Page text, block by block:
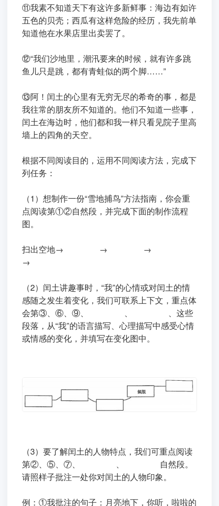
ㅤㅤ⑪我素不知道天下有这许多新鲜事：海边有如许
五色的贝壳；西瓜有这样危险的经历，我先前单
知道他在水果店里出卖罢了。
ㅤㅤ⑫“我们沙地里，潮汛要来的时候，就有许多跳
鱼儿只是跳，都有青蛙似的两个脚……”
ㅤㅤ⑬阿！闰土的心里有无穷无尽的希奇的事，都是
我往常的朋友所不知道的。他们不知道一些事，
闰土在海边时，他们都和我一样只看见院子里高
墙上的四角的天空。
根据不同阅读目的，运用不同阅读方法，完成下
列任务：
（1）想制作一份“雪地捕鸟”方法指南，你会重
点阅读第①②自然段，并完成下面的制作流程
图。
扫出空地→ →
→
→
（2）闰土讲趣事时，“我”的心情或对闰土的情
感随之发生着变化，我们可联系上下文，重点体
会第③、⑥、⑨、
、
、这些
段落，从“我”的语言描写、心理描写中感受心情
或情感的变化，并填写在变化图中。
（3）要了解闰土的人物特点，我们可重点阅读
第②、⑤、⑦、
、
自然段。
请照样子批注一处你对闰土的人物印象。
例：①我批注的句子： 月亮地下，你听，啦啦的